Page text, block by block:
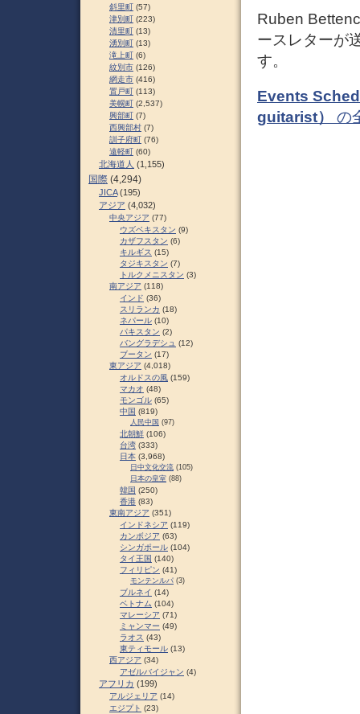
Ruben
ースレターが
す。
Events
guitarist）
の
斜里町 (57)
津別町 (223)
清里町 (13)
湧別町 (13)
滝上町 (6)
紋別市 (126)
網走市 (416)
置戸町 (113)
美幌町 (2,537)
興部町 (7)
西興部村 (7)
訓子府町 (76)
遠軽町 (60)
北海道人 (1,155)
国際 (4,294)
JICA(195)
アジア (4,032)
中央アジア (77)
ウズベキスタン (9)
カザフスタン (6)
キルギス (15)
タジキスタン (7)
トルクメニスタン (3)
南アジア (118)
インド (36)
スリランカ (18)
ネパール (10)
パキスタン (2)
バングラデシュ (12)
ブータン (17)
東アジア (4,018)
オルドスの風 (159)
マカオ (48)
モンゴル (65)
中国 (819)
人民中国 (97)
北朝鮮 (106)
台湾 (333)
日本 (3,968)
日中文化交流 (105)
日本の皇室 (88)
韓国 (250)
香港 (83)
東南アジア (351)
インドネシア (119)
カンボジア (63)
シンガポール (104)
タイ王国 (140)
フィリピン (41)
モンテンルパ (3)
ブルネイ (14)
ベトナム (104)
マレーシア (71)
ミャンマー (49)
ラオス (43)
東ティモール (13)
西アジア (34)
アゼルバイジャン (4)
アフリカ (199)
アルジェリア (14)
エジプト (23)